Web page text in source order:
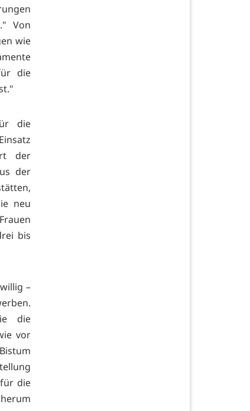
Von
wie
die
die
der
der
neu
bis
–
die
vor
die